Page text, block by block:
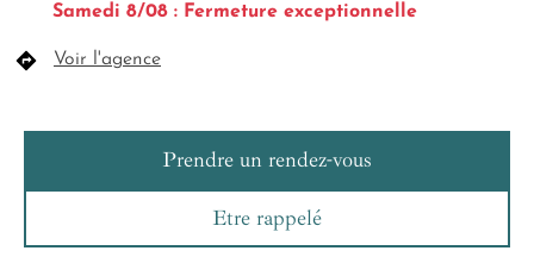
Samedi 8/08 : Fermeture exceptionnelle
Voir l'agence
Prendre un rendez-vous
Etre rappelé